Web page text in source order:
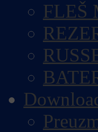
FLEŠ